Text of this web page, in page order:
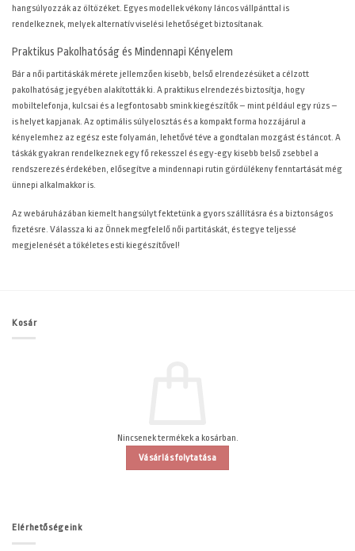
hangsúlyozzák az öltözéket. Egyes modellek vékony láncos vállpánttal is
rendelkeznek, melyek alternatív viselési lehetőséget biztosítanak.
Praktikus Pakolhatóság és Mindennapi Kényelem
Bár a női partitáskák mérete jellemzően kisebb, belső elrendezésüket a célzott
pakolhatóság jegyében alakították ki. A praktikus elrendezés biztosítja, hogy
mobiltelefonja, kulcsai és a legfontosabb smink kiegészítők – mint például egy rúzs –
is helyet kapjanak. Az optimális súlyelosztás és a kompakt forma hozzájárul a
kényelemhez az egész este folyamán, lehetővé téve a gondtalan mozgást és táncot. A
táskák gyakran rendelkeznek egy fő rekesszel és egy-egy kisebb belső zsebbel a
rendszerezés érdekében, elősegítve a mindennapi rutin gördülékeny fenntartását még
ünnepi alkalmakkor is.
Az webáruházában kiemelt hangsúlyt fektetünk a gyors szállításra és a biztonságos
fizetésre. Válassza ki az Önnek megfelelő női partitáskát, és tegye teljessé
megjelenését a tökéletes esti kiegészítővel!
Kosár
Nincsenek termékek a kosárban.
Vásárlás folytatása
Elérhetőségeink